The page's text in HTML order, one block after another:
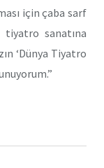
için çaba sarf
sanatına
‘Dünya Tiyatro